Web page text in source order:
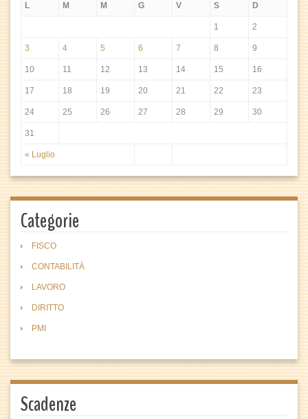
L
M M G V S D
« Luglio
1 2
3 4 5 6 7 8 9
10 11 12 13 14 15 16
17 18 19 20 21 22 23
24 25 26 27 28 29 30
31
Categorie
FISCO
CONTABILITÀ
LAVORO
DIRITTO
PMI
Scadenze